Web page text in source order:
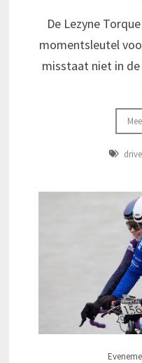
De Lezyne
momentsleutel
misstaat niet in
drive